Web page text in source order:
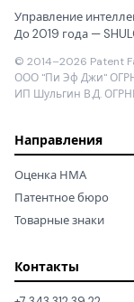
Управление
До 2019 года —
© 2014–2026 Patent
ООО "Пи Эф Джи"
ИП Шульгин В.Д.
Направления
Оценка НМА
Патентное бюро
Товарные знаки
Контакты